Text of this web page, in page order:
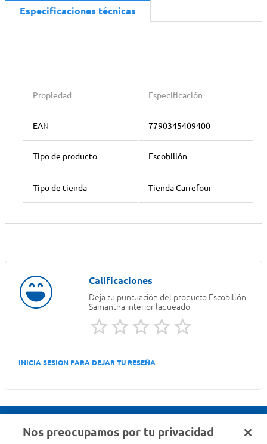
Especificaciones técnicas
Propiedad Especificación
EAN 7790345409400
Tipo de producto Escobillón
Tipo de tienda Tienda Carrefour
Deja tu puntuación del producto Escobillón
Samantha interior laqueado
INICIA SESION PARA DEJAR TU RESEÑA
Nos preocupamos por tu privacidad